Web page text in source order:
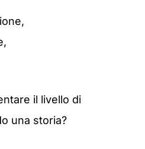
il livello di
una storia?